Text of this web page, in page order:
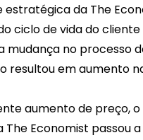
da The
ciclo de vida do cliente
mudança no processo
resultou em aumento
aumento de preço,
Economist passou